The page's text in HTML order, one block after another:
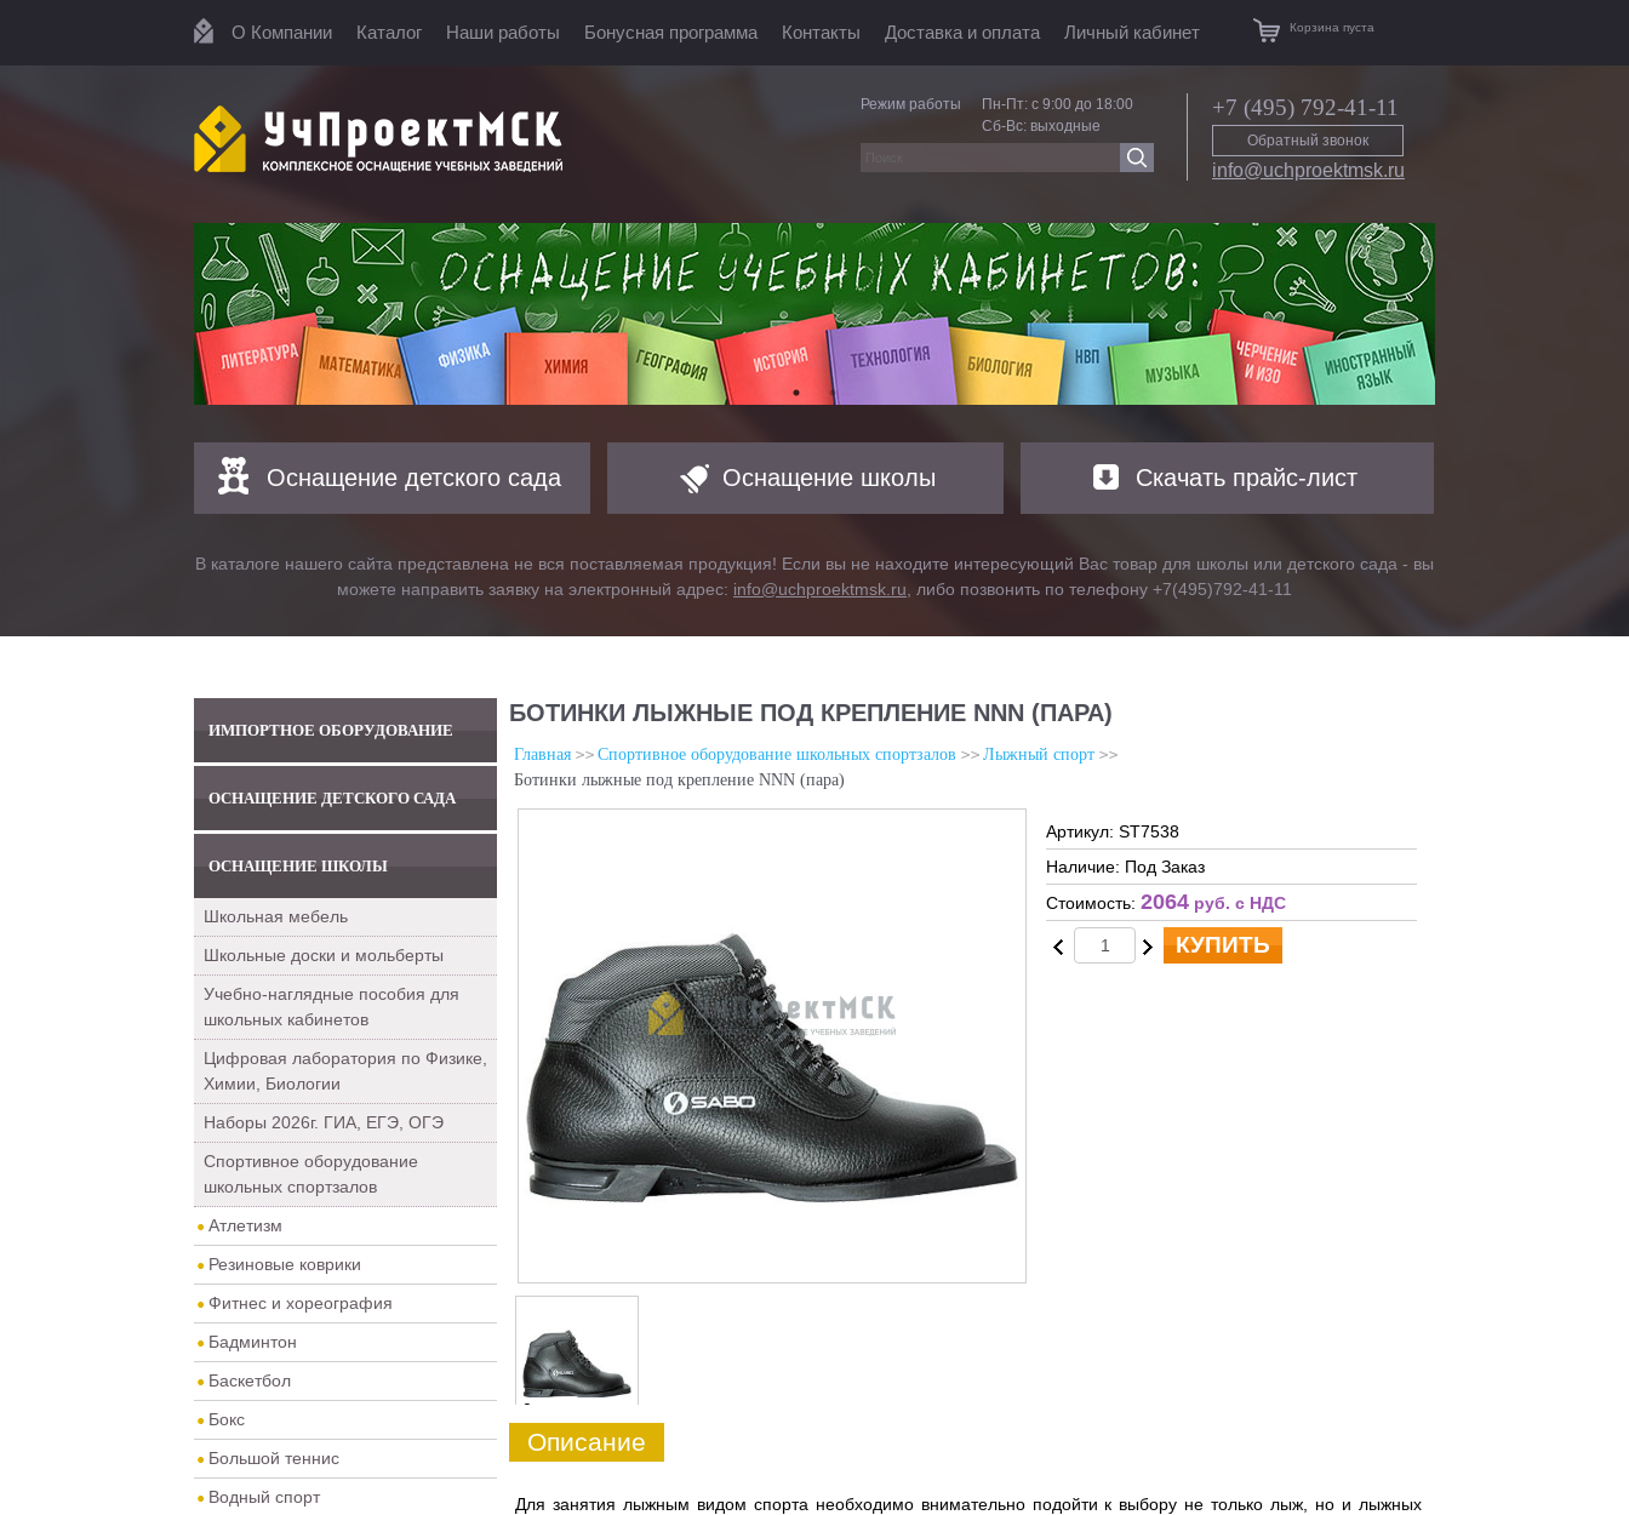
О Компании Каталог Наши работы Бонусная программа Контакты Доставка и оплата Личный кабинет Корзина пуста
Режим работы
Пн-Пт: с 9:00 до 18:00
Сб-Вс: выходные
+7 (495) 792-41-11
Обратный звонок
info@uchproektmsk.ru
Оснащение детского сада Оснащение школы Скачать прайс-лист
В каталоге нашего сайта представлена не вся поставляемая продукция! Если вы не находите интересующий Вас товар для школы или детского сада - вы
можете направить заявку на электронный адрес: info@uchproektmsk.ru , либо позвонить по телефону +7(495)792-41-11
ИМПОРТНОЕ ОБОРУДОВАНИЕ
ОСНАЩЕНИЕ ДЕТСКОГО САДА
ОСНАЩЕНИЕ ШКОЛЫ
Школьная мебель
Школьные доски и мольберты
Учебно-наглядные пособия для
школьных кабинетов
Цифровая лаборатория по Физике,
Химии, Биологии
Наборы 2026г. ГИА, ЕГЭ, ОГЭ
Спортивное оборудование
школьных спортзалов
Атлетизм
Резиновые коврики
Фитнес и хореография
Бадминтон
Баскетбол
Бокс
Большой теннис
Водный спорт
БОТИНКИ ЛЫЖНЫЕ ПОД КРЕПЛЕНИЕ NNN (ПАРА)
Главная Спортивное оборудование школьных спортзалов
Лыжный спорт
Ботинки лыжные под крепление NNN (пара)
0
Артикул: ST7538
Наличие: Под Заказ
Стоимость: 2064 руб. c НДС
КУПИТЬ
Описание
Для занятия лыжным видом спорта необходимо внимательно подойти к выбору не только лыж, но и лыжных